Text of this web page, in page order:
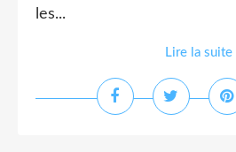
les...
Lire la suite